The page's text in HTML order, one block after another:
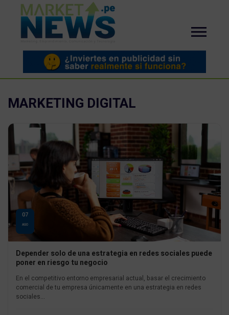
MARKETING DIGITAL
07
AGO
Depender solo de una estrategia en redes sociales puede
poner en riesgo tu negocio
En el competitivo entorno empresarial actual, basar el crecimiento
comercial de tu empresa únicamente en una estrategia en redes
sociales...